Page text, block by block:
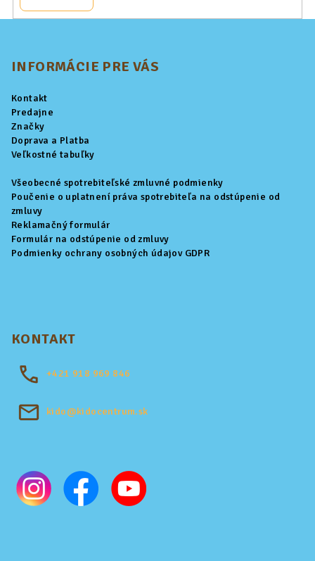
INFORMÁCIE PRE VÁS
Kontakt
Predajne
Značky
Doprava a Platba
Veľkostné tabuľky
Všeobecné spotrebiteľské zmluvné podmienky
Poučenie o uplatnení práva spotrebiteľa na odstúpenie od
zmluvy
Reklamačný formulár
Formulár na odstúpenie od zmluvy
Podmienky ochrany osobných údajov GDPR
KONTAKT
+421 918 969 846
kido@kidocentrum.sk